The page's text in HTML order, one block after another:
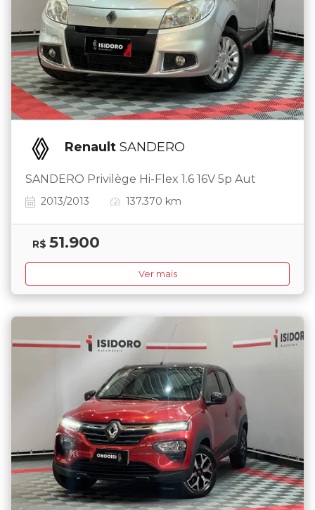
Renault SANDERO
SANDERO Privilège Hi-Flex 1.6 16V 5p Aut
2013/2013 137.370 km
R$ 51.900
Ver mais